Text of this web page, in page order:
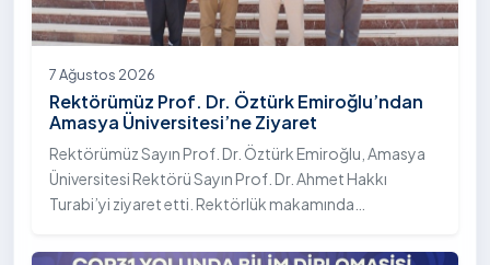
7 Ağustos 2026
Rektörümüz Prof. Dr. Öztürk Emiroğlu’ndan
Amasya Üniversitesi’ne Ziyaret
Rektörümüz Sayın Prof. Dr. Öztürk Emiroğlu, Amasya
Üniversitesi Rektörü Sayın Prof. Dr. Ahmet Hakkı
Turabi’yi ziyaret etti. Rektörlük makamında
Yardımcısı Prof. Dr. Murat Kurt eşlik etti.